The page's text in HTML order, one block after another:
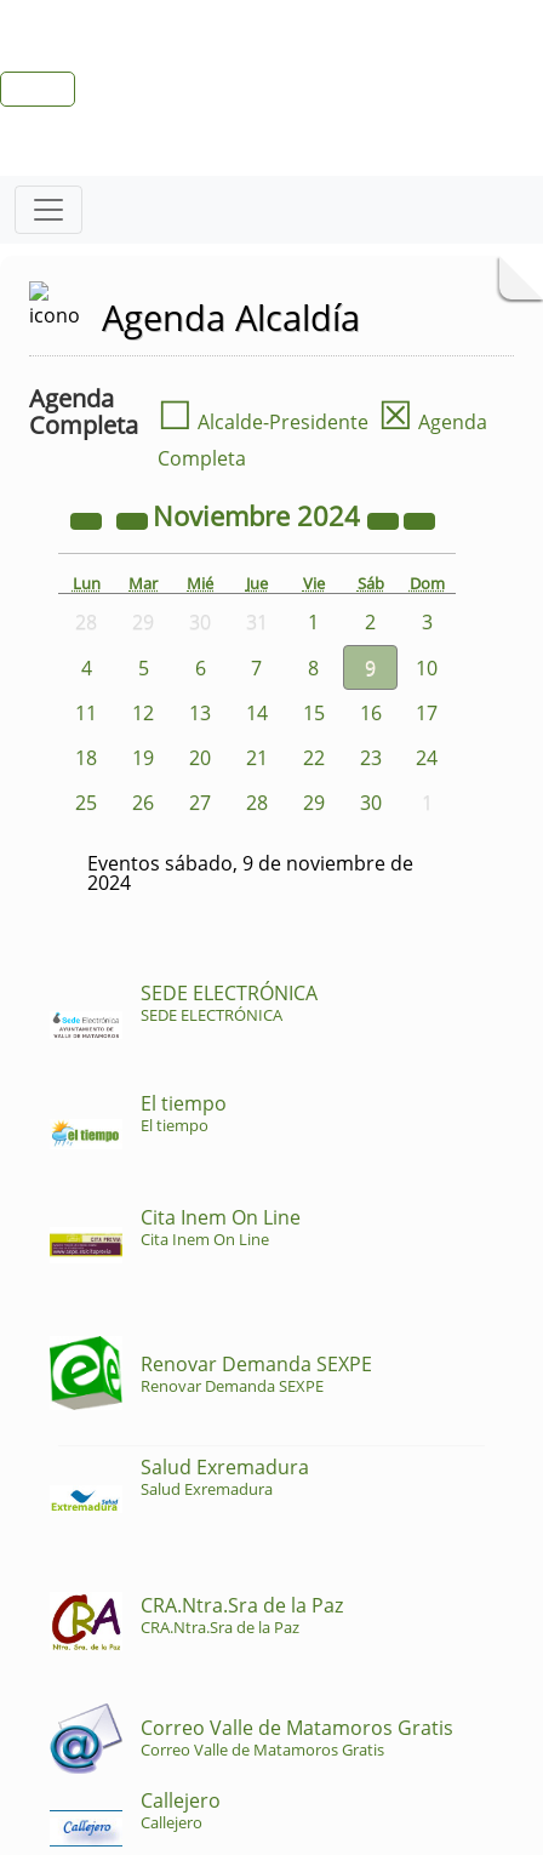
Agenda Alcaldía
Agenda
Completa
☐ Alcalde-Presidente ☒ Agenda
Completa
Noviembre 2024
Lun Mar Mié Jue Vie Sáb Dom
28 29 30 31 1 2
3
4
5 6 7 8 9
10
11
12 13 14 15 16
17
18
19 20 21 22 23
24
25
26 27 28 29 30 1
Eventos sábado, 9 de noviembre de
2024
SEDE ELECTRÓNICA
SEDE ELECTRÓNICA
El tiempo
El tiempo
Cita Inem On Line
Cita Inem On Line
Renovar Demanda SEXPE
Renovar Demanda SEXPE
Salud Exremadura
Salud Exremadura
CRA.Ntra.Sra de la Paz
CRA.Ntra.Sra de la Paz
Correo Valle de Matamoros Gratis
Correo Valle de Matamoros Gratis
Callejero
Callejero